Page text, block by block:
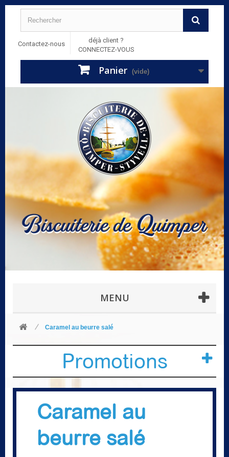
Contactez-nous
déjà client ?
CONNECTEZ-VOUS
Panier (vide)
MENU
Caramel au beurre salé
Promotions
Caramel au
beurre salé